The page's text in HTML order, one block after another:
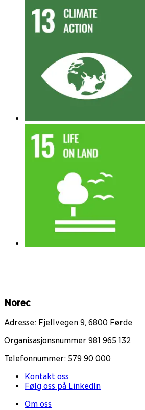
Norec
Adresse: Fjellvegen 9, 6800 Førde
Organisasjonsnummer 981 965 132
Telefonnummer: 579 90 000
Kontakt oss
Følg oss på LinkedIn
Om oss